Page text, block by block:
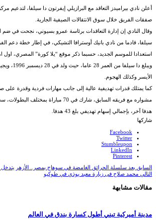
أعلن نادي بيراميدز التعاقد مع البرازيلي إيفرتون دا سيلفا، لتدعيم
صفقات الفريق خلال سوق الانتقالات الصيفية الجارية.
وقال النادي إن إدارة التعاقدات برئاسة عمرو بسيوني، نجحت في ضم
سيلفا، قادما من نادي بانيك أوسترافا التشيكي، في إطار خطة دعم
استعدادا للموسم الجديد، حسبما ذكر موقع “يلا كورة” المصري، اول
ويبلغ دا سيلفا
الأيسر وكذلك الهجوم.
كما يمتلك قدرات تهديفية عالية إلى جانب مهارات فردية وقدرة على
هدفا آخر، بإجمالي إسهام تهديفي بلغ 43 هدفا.
شاركها
Facebook
Twitter
Stumbleupon
LinkedIn
Pinterest
السابق بعد سلسلة الحرائق الغامضة في سوهاج بمصر.. الأزهر يتدخل
التالي محمد صلاح فى زيارة معبد بوذي في طوكيو
مقالات مشابهة
مدينة أميركية تبني أطول كسارة بندق في العالم